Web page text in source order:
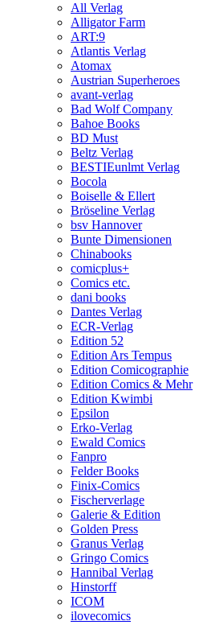
All Verlag
Alligator Farm
ART:9
Atlantis Verlag
Atomax
Austrian Superheroes
avant-verlag
Bad Wolf Company
Bahoe Books
BD Must
Beltz Verlag
BESTIEunlmt Verlag
Bocola
Boiselle & Ellert
Bröseline Verlag
bsv Hannover
Bunte Dimensionen
Chinabooks
comicplus+
Comics etc.
dani books
Dantes Verlag
ECR-Verlag
Edition 52
Edition Ars Tempus
Edition Comicographie
Edition Comics & Mehr
Edition Kwimbi
Epsilon
Erko-Verlag
Ewald Comics
Fanpro
Felder Books
Finix-Comics
Fischerverlage
Galerie & Edition
Golden Press
Granus Verlag
Gringo Comics
Hannibal Verlag
Hinstorff
ICOM
ilovecomics